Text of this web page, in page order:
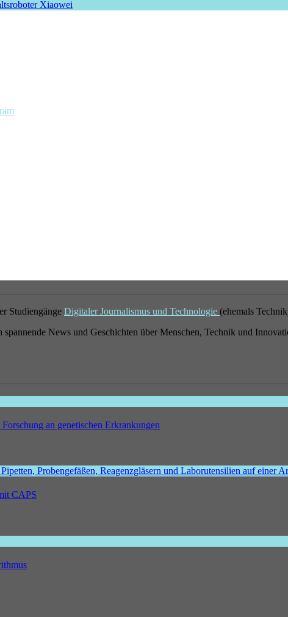
Studiengänge Digitaler Journalismus und Technologie (ehemals
spannende News und Geschichten über Menschen, Technik und
an genetischen Erkrankungen
CAPS